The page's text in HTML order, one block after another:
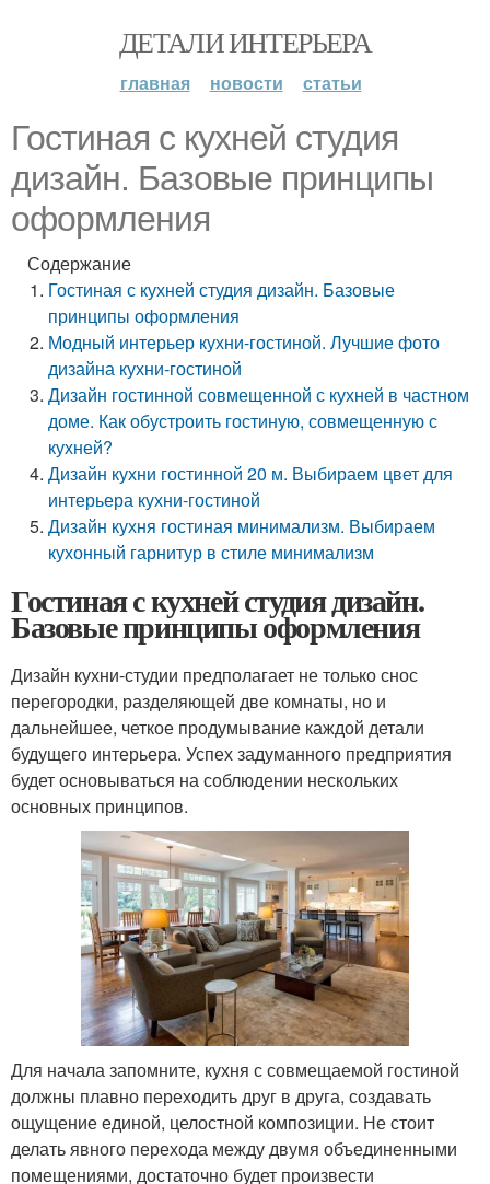
ДЕТАЛИ ИНТЕРЬЕРА
главная новости статьи
Гостиная с кухней студия
дизайн. Базовые принципы
оформления
Содержание
Гостиная с кухней студия дизайн. Базовые
принципы оформления
Модный интерьер кухни-гостиной. Лучшие фото
дизайна кухни-гостиной
Дизайн гостинной совмещенной с кухней в частном
доме. Как обустроить гостиную, совмещенную с
кухней?
Дизайн кухни гостинной 20 м. Выбираем цвет для
интерьера кухни-гостиной
Дизайн кухня гостиная минимализм. Выбираем
кухонный гарнитур в стиле минимализм
Гостиная с кухней студия дизайн.
Базовые принципы оформления
Дизайн кухни-студии предполагает не только снос
перегородки, разделяющей две комнаты, но и
дальнейшее, четкое продумывание каждой детали
будущего интерьера. Успех задуманного предприятия
будет основываться на соблюдении нескольких
основных принципов.
Для начала запомните, кухня с совмещаемой гостиной
должны плавно переходить друг в друга, создавать
ощущение единой, целостной композиции. Не стоит
делать явного перехода между двумя объединенными
помещениями, достаточно будет произвести